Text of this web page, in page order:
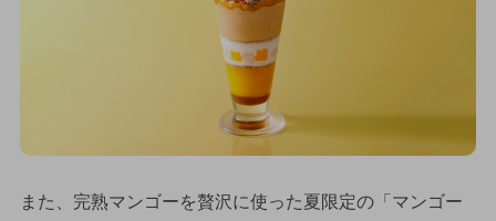
また、完熟マンゴーを贅沢に使った夏限定の「マンゴー